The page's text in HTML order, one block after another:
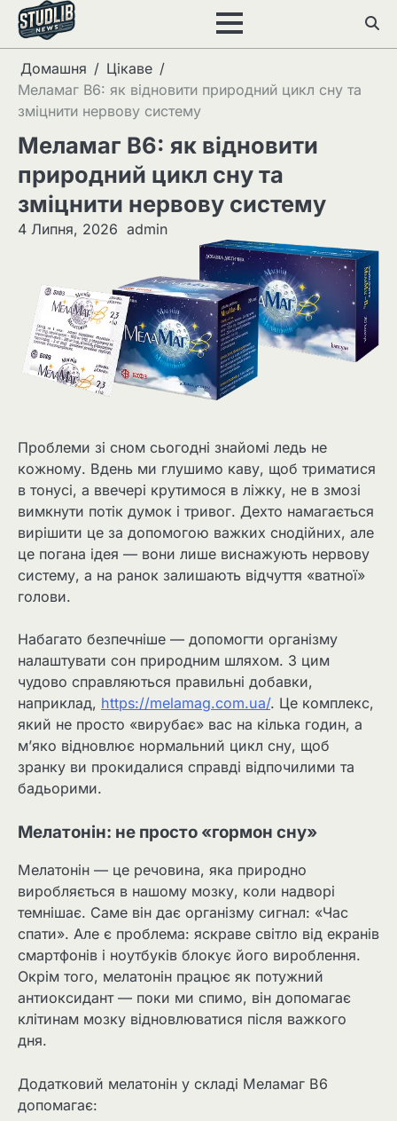
Перейти
вмісту
Домашня
Цікаве
Меламаг B6: як відновити природний цикл сну та
зміцнити нервову систему
Меламаг B6: як відновити
природний цикл сну та
зміцнити нервову систему
4 Липня, 2026 admin
Проблеми зі сном сьогодні знайомі ледь не
кожному. Вдень ми глушимо каву, щоб триматися
в тонусі, а ввечері крутимося в ліжку, не в змозі
вимкнути потік думок і тривог. Дехто намагається
вирішити це за допомогою важких снодійних, але
це погана ідея — вони лише виснажують нервову
систему, а на ранок залишають відчуття «ватної»
голови.
Набагато безпечніше — допомогти організму
налаштувати сон природним шляхом. З цим
чудово справляються правильні добавки,
наприклад, https://melamag.com.ua/. Це комплекс,
який не просто «вирубає» вас на кілька годин, а
м’яко відновлює нормальний цикл сну, щоб
зранку ви прокидалися справді відпочилими та
бадьорими.
Мелатонін: не просто «гормон сну»
Мелатонін — це речовина, яка природно
виробляється в нашому мозку, коли надворі
темнішає. Саме він дає організму сигнал: «Час
спати». Але є проблема: яскраве світло від екранів
смартфонів і ноутбуків блокує його вироблення.
Окрім того, мелатонін працює як потужний
антиоксидант — поки ми спимо, він допомагає
клітинам мозку відновлюватися після важкого
дня.
Додатковий мелатонін у складі Меламаг B6
допомагає: